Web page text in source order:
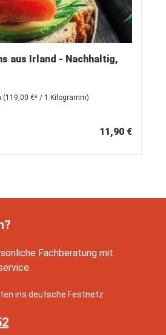
aus Irland - Nachhaltig,
(119,00 €* / 1 Kilogramm)
11,90 €
Fachberatung mit
ins deutsche Festnetz